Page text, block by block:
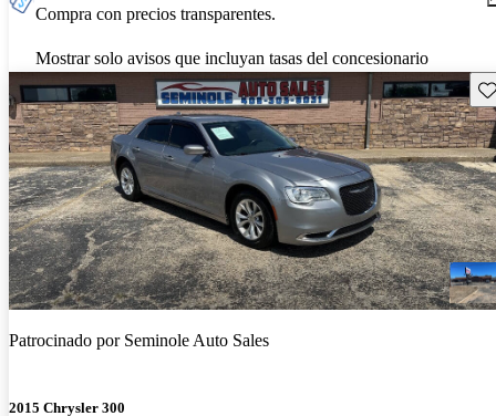
Compra con precios transparentes.
Mostrar solo avisos que incluyan tasas del concesionario
Patrocinado por Seminole Auto Sales
2015 Chrysler 300